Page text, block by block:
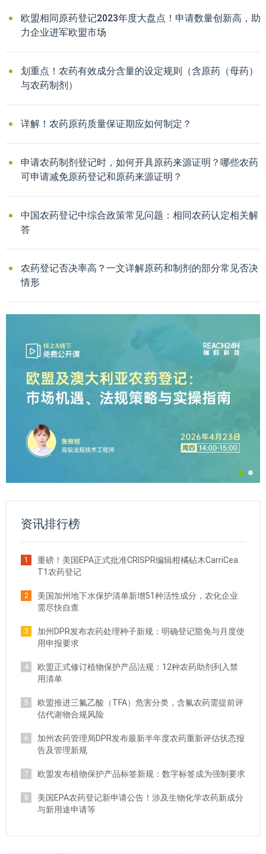
欧盟相同原药登记2023年度大盘点！申请数量创新高，助
力企业进军欧盟市场
划重点！农药有效成分含量的设定规则（含原药（母药）
与农药制剂）
详解！农药原药质量保证期应如何制定？
申请农药制剂登记时，如何开具原药来源证明？哪些农药
可申请减免原药登记和原药来源证明？
中国农药登记中综合政策常见问题：相同农药认定相关解
答
农药登记否决率高？一文详解原药和制剂的部分常见否决
情形
资讯排行榜
1
重磅！美国EPA正式批准CRISPR编辑柑橘砧木CarriCea
T1农药登记
2
美国加州地下水保护清单新增51种活性成分，农化企业
需尽快自查
3
加州DPR发布农药处理种子新规：明确登记豁免与月度使
用申报要求
4
欧盟正式修订植物保护产品法规：12种农药助剂列入禁
用清单
5
欧盟推进三氟乙酸（TFA）危害分类，含氟农药需提前评
估代谢物合规风险
6
加州农药管理局DPR发布最新半年度农药重新评估状态报
告及管理新规
7 欧盟发布植物保护产品标签新规：数字标签成为强制要求
8
美国EPA农药登记新申请公告！涉及生物化学农药新成分
与新用途申请等